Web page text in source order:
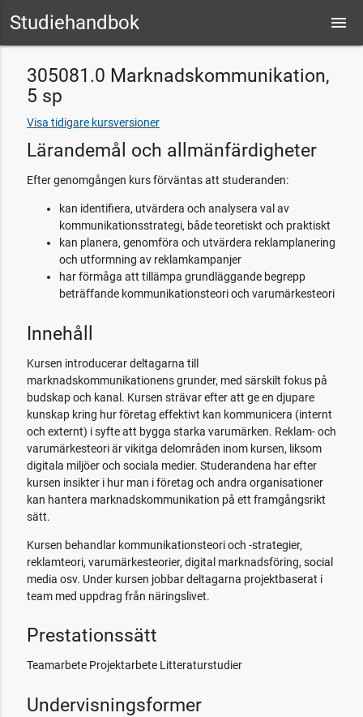
Studiehandbok menu
305081.0 Marknadskommunikation,
5 sp
Visa tidigare kursversioner
Lärandemål och allmänfärdigheter
Efter genomgången kurs förväntas att studeranden:
kan identifiera, utvärdera och analysera val av
kommunikationsstrategi, både teoretiskt och praktiskt
kan planera, genomföra och utvärdera reklamplanering
och utformning av reklamkampanjer
har förmåga att tillämpa grundläggande begrepp
beträffande kommunikationsteori och varumärkesteori
Innehåll
Kursen introducerar deltagarna till
marknadskommunikationens grunder, med särskilt fokus på
budskap och kanal. Kursen strävar efter att ge en djupare
kunskap kring hur företag effektivt kan kommunicera (internt
och externt) i syfte att bygga starka varumärken. Reklam- och
varumärkesteori är vikitga delområden inom kursen, liksom
digitala miljöer och sociala medier. Studerandena har efter
kursen insikter i hur man i företag och andra organisationer
kan hantera marknadskommunikation på ett framgångsrikt
sätt.
Kursen behandlar kommunikationsteori och -strategier,
reklamteori, varumärkesteorier, digital marknadsföring, social
media osv. Under kursen jobbar deltagarna projektbaserat i
team med uppdrag från näringslivet.
Prestationssätt
Teamarbete Projektarbete Litteraturstudier
Undervisningsformer